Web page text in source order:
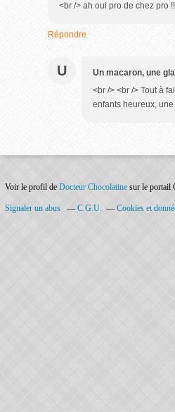
<br /> ah oui pro de chez pro
Répondre
U Un macaron, une
<br /> <br /> Tout à
enfants heureux,
Voir le profil de Docteur Chocolatine sur le portail
Signaler un abus C.G.U. Cookies et